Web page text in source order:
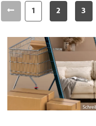
1 2 3